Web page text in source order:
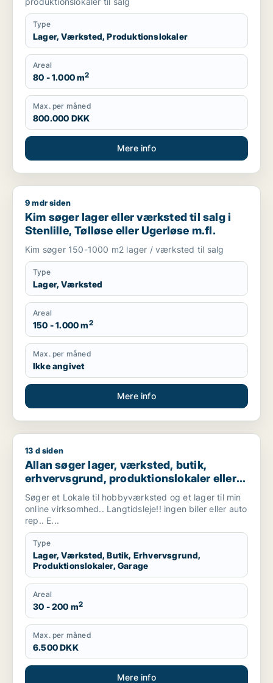
Type
Lager, Værksted, Produktionslokaler
Areal
80 - 1.000 m2
Max. per måned
800.000 DKK
Mere info
Kim søger lager eller værksted til salg i Stenlille, Tølløse
9 mdr siden
Kim søger lager eller værksted til salg i
Stenlille, Tølløse eller Ugerløse m.fl.
Kim søger 150-1000 m2 lager / værksted til salg
Type
Lager, Værksted
Areal
150 - 1.000 m2
Max. per måned
Ikke angivet
Mere info
Allan søger lager, værksted, butik, erhvervsgrund,
13 d siden
Allan søger lager, værksted, butik,
erhvervsgrund, produktionslokaler eller
garage til leje i Vallensbæk, Ishøj eller
Sorø m.fl.
Søger et Lokale til hobbyværksted og et lager til min
online virksomhed.. Langtidsleje!! ingen biler eller auto
rep.. E...
Type
Lager, Værksted, Butik, Erhvervsgrund,
Produktionslokaler, Garage
Areal
30 - 200 m2
Max. per måned
6.500 DKK
Mere info